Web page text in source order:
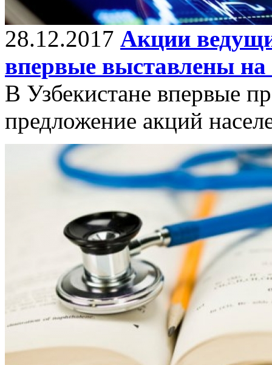
28.12.2017 Акции
впервые выставлены
В Узбекистане впервые
предложение акций